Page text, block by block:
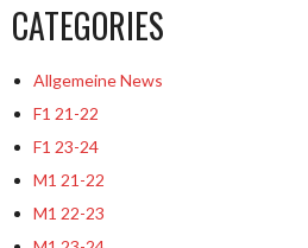
CATEGORIES
Allgemeine News
F1 21-22
F1 23-24
M1 21-22
M1 22-23